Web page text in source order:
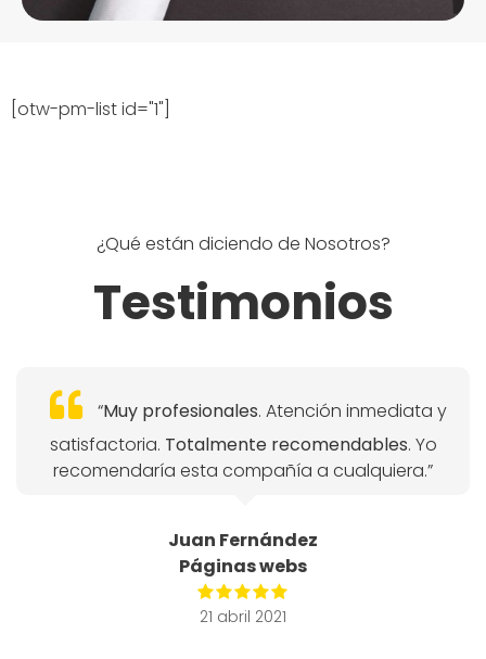
[otw-pm-list id="1"]
¿Qué están diciendo de Nosotros?
Testimonios
“Muy profesionales. Atención inmediata y
satisfactoria. Totalmente recomendables. Yo
recomendaría esta compañía a cualquiera.”
Juan Fernández
Páginas webs
21 abril 2021